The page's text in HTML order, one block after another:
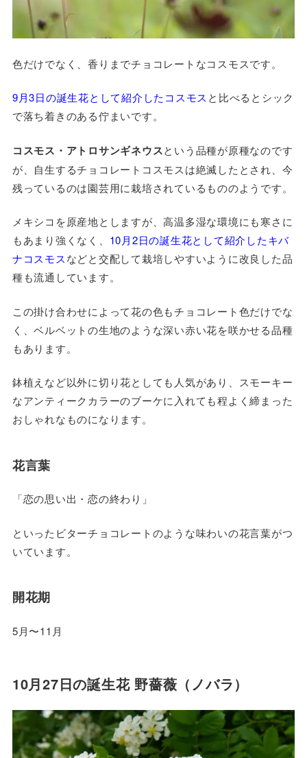
色だけでなく、香りまでチョコレートなコスモスです。
9月3日の誕生花として紹介したコスモス と比べるとシック
で落ち着きのある佇まいです。
コスモス・アトロサンギネウスという品種が原種なのです
が、自生するチョコレートコスモスは絶滅したとされ、今
残っているのは園芸用に栽培されているもののようです。
メキシコを原産地としますが、高温多湿な環境にも寒さに
もあまり強くなく、 10月2日の誕生花として紹介したキバ
ナコスモスなどと交配して栽培しやすいように改良した品
種も流通しています。
この掛け合わせによって花の色もチョコレート色だけでな
く、ベルベットの生地のような深い赤い花を咲かせる品種
もあります。
鉢植えなど以外に切り花としても人気があり、スモーキー
なアンティークカラーのブーケに入れても程よく締まった
おしゃれなものになります。
花言葉
「恋の思い出・恋の終わり」
といったビターチョコレートのような味わいの花言葉がつ
いています。
開花期
5月〜11月
10月27日の誕生花 野薔薇（ノバラ）